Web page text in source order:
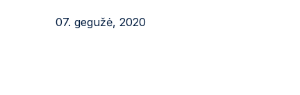
07. gegužė, 2020